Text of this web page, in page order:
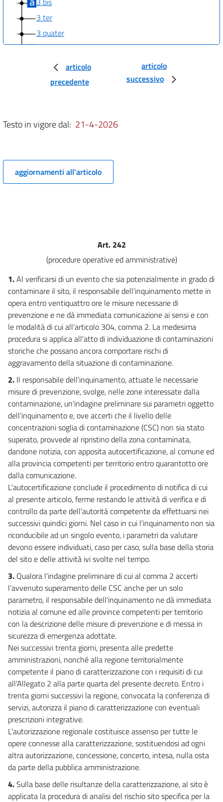
3 ter
3 quater
3 quinquies
3 sexies
3 septies
L'AUTORIZZAZIONE INTEGRATA AMBIENTALE (IPPC)
TITOLO I
(AIA).))
4
5
8 bis
9
10
((TITOLO II
LA VALUTAZIONE AMBIENTALE STRATEGICA))
11
12
13
14
15
16
17
18
TITOLO III
((LA VALUTAZIONE DI IMPATTO AMBIENTALE))
19
20
21
22
23
24
24 bis
25
26
26 bis
27
27 bis
27 ter
28
29
((TITOLO III-BIS
L'AUTORIZZAZIONE INTEGRATA AMBIENTALE))
29 bis
29 ter
29 quater
29 quinquies
29 sexies
articolo
precedente
articolo
successivo
Testo in vigore dal: 21-4-2026
aggiornamenti all'articolo
Art. 242
(procedure operative ed amministrative)
1.Al verificarsi di un evento che sia potenzialmente in grado di
contaminare il sito, il responsabile dell'inquinamento mette in
opera entro ventiquattro ore le misure necessarie di
prevenzione e ne dà immediata comunicazione ai sensi e con
le modalità di cui all'articolo 304, comma 2. La medesima
procedura si applica all'atto di individuazione di contaminazioni
storiche che possano ancora comportare rischi di
aggravamento della situazione di contaminazione.
2. Il responsabile dell'inquinamento, attuate le necessarie
misure di prevenzione, svolge, nelle zone interessate dalla
contaminazione, un'indagine preliminare sui parametri oggetto
dell'inquinamento e, ove accerti che il livello delle
concentrazioni soglia di contaminazione (CSC) non sia stato
superato, provvede al ripristino della zona contaminata,
dandone notizia, con apposita autocertificazione, al comune ed
alla provincia competenti per territorio entro quarantotto ore
dalla comunicazione.
L'autocertificazione conclude il procedimento di notifica di cui
al presente articolo, ferme restando le attività di verifica e di
controllo da parte dell'autorità competente da effettuarsi nei
successivi quindici giorni. Nel caso in cui l'inquinamento non sia
riconducibile ad un singolo evento, i parametri da valutare
devono essere individuati, caso per caso, sulla base della storia
del sito e delle attività ivi svolte nel tempo.
3. Qualora l'indagine preliminare di cui al comma 2 accerti
l'avvenuto superamento delle CSC anche per un solo
parametro, il responsabile dell'inquinamento ne dà immediata
notizia al comune ed alle province competenti per territorio
con la descrizione delle misure di prevenzione e di messa in
sicurezza di emergenza adottate.
Nei successivi trenta giorni, presenta alle predette
amministrazioni, nonché alla regione territorialmente
competente il piano di caratterizzazione con i requisiti di cui
all'Allegato 2 alla parte quarta del presente decreto. Entro i
trenta giorni successivi la regione, convocata la conferenza di
servizi, autorizza il piano di caratterizzazione con eventuali
prescrizioni integrative.
L'autorizzazione regionale costituisce assenso per tutte le
opere connesse alla caratterizzazione, sostituendosi ad ogni
altra autorizzazione, concessione, concerto, intesa, nulla osta
da parte della pubblica amministrazione.
4.Sulla base delle risultanze della caratterizzazione, al sito è
applicata la procedura di analisi del rischio sito specifica per la